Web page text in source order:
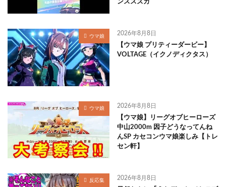
ンススズカ
ウマ娘 2026年8月8日
【ウマ娘 プリティーダービー】
VOLTAGE（イクノディクタス）
ウマ娘 2026年8月8日
【ウマ娘】リーグオブヒーローズ
中山2000m 因子どうなってんね
んSP カセコンウマ娘楽しみ【トレ
セン軒】
反応集 2026年8月8日